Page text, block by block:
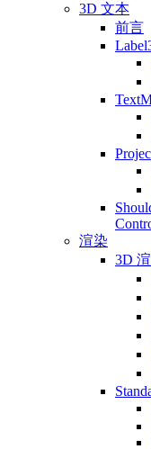
3D 文本
前言
渲染
3D